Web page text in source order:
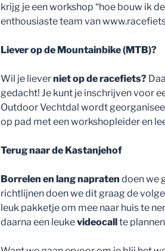
krijg je een workshop “hoe bouw ik
enthousiaste team van
Liever op de Mountainbike (MTB)?
Wil je lieverniet op de racefiets?
gedacht! Je kunt je inschrijven voor
Outdoor Vechtdal wordt
op pad met een workshopleider en
Terug naar de Kastanjehof
Borrelen en lang napraten doen we
richtlijnen doen we dit graag de
leuk pakketje om mee naar huis te
daarna een leukevideocall te